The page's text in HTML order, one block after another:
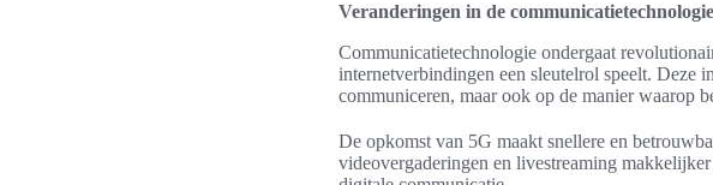
Veranderingen in de communicatietechnologie
Communicatietechnologie ondergaat
internetverbindingen een sleutelrol speelt. Deze
communiceren, maar ook op de manier waarop
De opkomst van 5G maakt snellere en
videovergaderingen en livestreaming